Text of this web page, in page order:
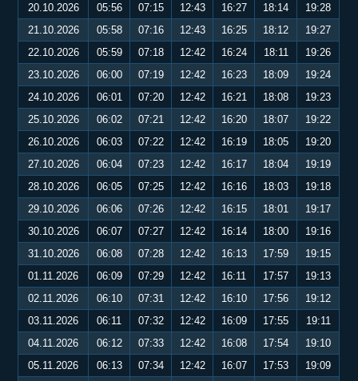
20.10.2026
05:56 07:15 12:43 16:27 18:14
19:28
21.10.2026
05:58 07:16 12:43 16:25 18:12
19:27
22.10.2026
05:59 07:18 12:42 16:24 18:11
19:26
23.10.2026
06:00 07:19 12:42 16:23 18:09
19:24
24.10.2026
06:01 07:20 12:42 16:21 18:08
19:23
25.10.2026
06:02 07:21 12:42 16:20 18:07
19:22
26.10.2026
06:03 07:22 12:42 16:19 18:05
19:20
27.10.2026
06:04 07:23 12:42 16:17 18:04
19:19
28.10.2026
06:05 07:25 12:42 16:16 18:03
19:18
29.10.2026
06:06 07:26 12:42 16:15 18:01
19:17
30.10.2026
06:07 07:27 12:42 16:14 18:00
19:16
31.10.2026
06:08 07:28 12:42 16:13 17:59
19:15
01.11.2026
06:09 07:29 12:42 16:11 17:57
19:13
02.11.2026
06:10 07:31 12:42 16:10 17:56
19:12
03.11.2026
06:11 07:32 12:42 16:09 17:55
19:11
04.11.2026
06:12 07:33 12:42 16:08 17:54
19:10
05.11.2026
06:13 07:34 12:42 16:07 17:53 19:09